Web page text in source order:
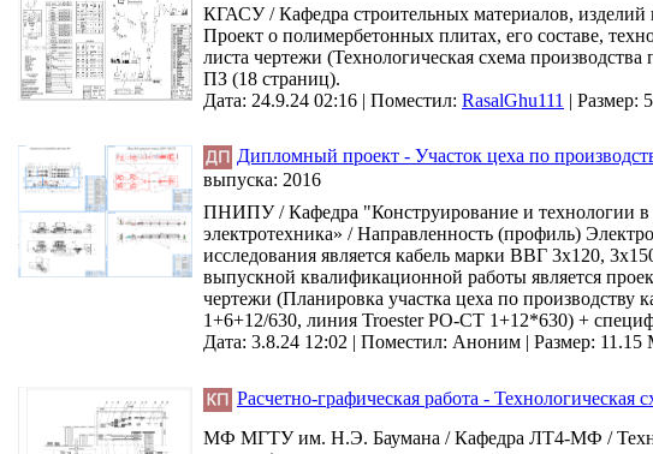
КГАСУ / Кафедра строительных материалов,
Проект о полимербетонных плитах, его составе,
листа чертежи (Технологическая схема
ПЗ (18 страниц).
Дата: 24.9.24 02:16 | Поместил: RasalGhu111 | Размер:
Дипломный проект - Участок цеха по
выпуска: 2016
ПНИПУ / Кафедра "Конструирование и технологии в
электротехника» / Направленность (профиль)
исследования является кабель марки ВВГ 3х120,
выпускной квалификационной работы является
чертежи (Планировка участка цеха по
1+6+12/630, линия Troester РО-СТ 1+12*630) +
Дата: 3.8.24 12:02 | Поместил: Аноним | Размер: 11.15
Расчетно-графическая работа - Технологическая
МФ МГТУ им. Н.Э. Баумана / Кафедра ЛТ4-МФ /